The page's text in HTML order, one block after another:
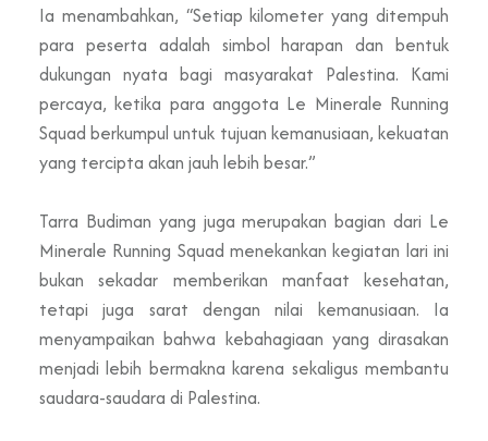
Ia menambahkan, “Setiap kilometer yang ditempuh
para peserta adalah simbol harapan dan bentuk
dukungan nyata bagi masyarakat Palestina. Kami
percaya, ketika para anggota Le Minerale Running
Squad berkumpul untuk tujuan kemanusiaan, kekuatan
yang tercipta akan jauh lebih besar.”
Tarra Budiman yang juga merupakan bagian dari Le
Minerale Running Squad menekankan kegiatan lari ini
bukan sekadar memberikan manfaat kesehatan,
tetapi juga sarat dengan nilai kemanusiaan. Ia
menyampaikan bahwa kebahagiaan yang dirasakan
menjadi lebih bermakna karena sekaligus membantu
saudara-saudara di Palestina.